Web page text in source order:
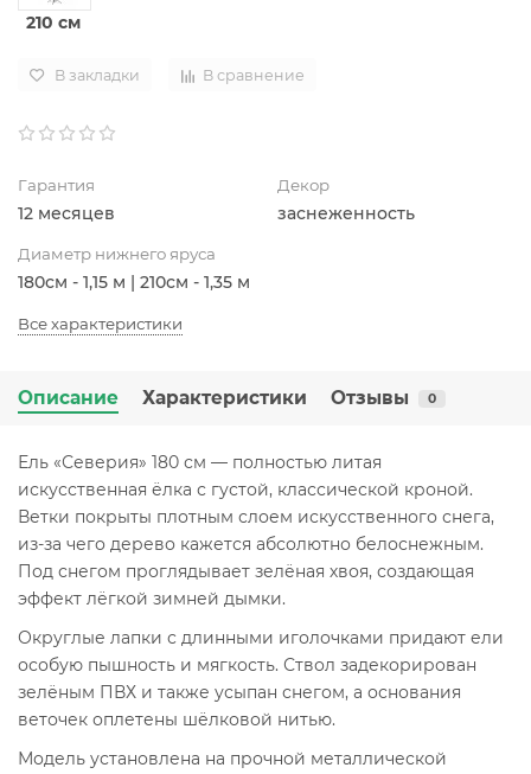
210 см
В закладки В сравнение
Гарантия
12 месяцев
Декор
заснеженность
Диаметр нижнего яруса
180см - 1,15 м | 210см - 1,35 м
Все характеристики
Описание Характеристики Отзывы 0
Ель «Северия» 180 см — полностью литая
искусственная ёлка с густой, классической кроной.
Ветки покрыты плотным слоем искусственного снега,
из-за чего дерево кажется абсолютно белоснежным.
Под снегом проглядывает зелёная хвоя, создающая
эффект лёгкой зимней дымки.
Округлые лапки с длинными иголочками придают ели
особую пышность и мягкость. Ствол задекорирован
зелёным ПВХ и также усыпан снегом, а основания
веточек оплетены шёлковой нитью.
Модель установлена на прочной металлической